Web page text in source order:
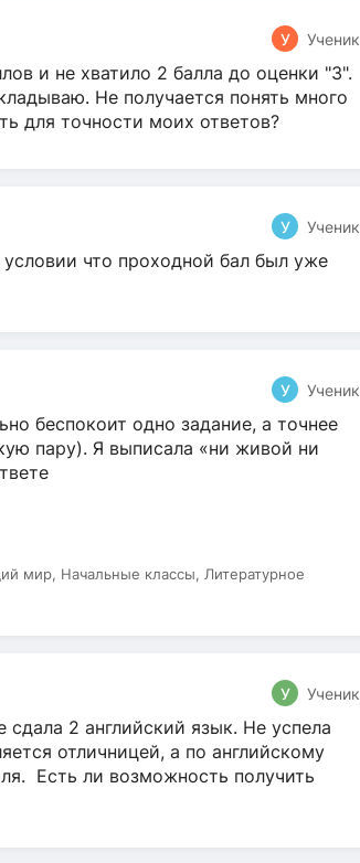
У Ученик
и не хватило 2 балла до оценки "3".
Не получается понять много
для точности моих ответов?
У Ученик
что проходной бал был уже
У Ученик
беспокоит одно задание, а точнее
пару). Я выписала «ни живой ни
мир, Начальные классы, Литературное
У Ученик
2 английский язык. Не успела
отличницей, а по английскому
Есть ли возможность получить